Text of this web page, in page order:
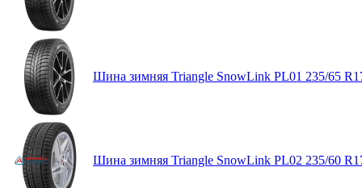
Шина зимняя Triangle SnowLink PL01 235/65
Шина зимняя Triangle SnowLink PL02 235/60